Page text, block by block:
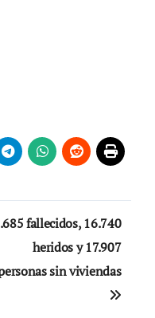
fallecidos, 16.740
heridos y 17.907
sin viviendas